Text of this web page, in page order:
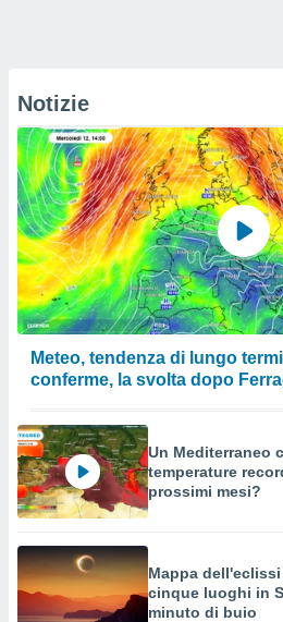
Notizie
Meteo, tendenza di lungo
conferme, la svolta dopo
Un Mediterraneo
temperature
prossimi mesi?
Mappa
cinque luoghi in
minuto di buio